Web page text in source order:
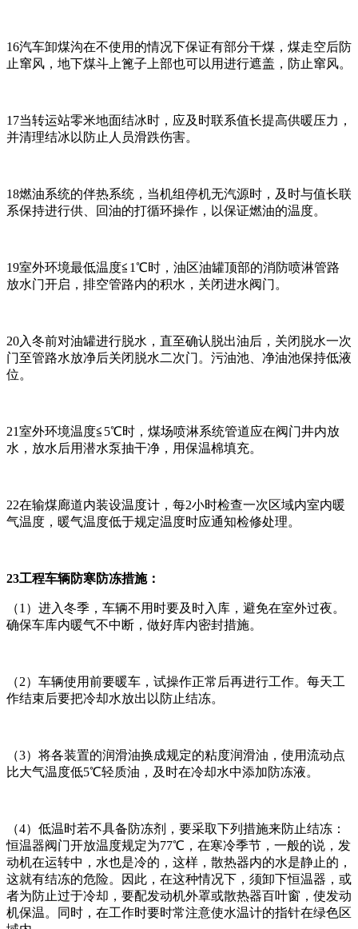
16汽车卸煤沟在不使用的情况下保证有部分干煤，煤走空后防
止窜风，地下煤斗上篦子上部也可以用进行遮盖，防止窜风。
17当转运站零米地面结冰时，应及时联系值长提高供暖压力，
并清理结冰以防止人员滑跌伤害。
18燃油系统的伴热系统，当机组停机无汽源时，及时与值长联
系保持进行供、回油的打循环操作，以保证燃油的温度。
19室外环境最低温度≦1℃时，油区油罐顶部的消防喷淋管路
放水门开启，排空管路内的积水，关闭进水阀门。
20入冬前对油罐进行脱水，直至确认脱出油后，关闭脱水一次
门至管路水放净后关闭脱水二次门。污油池、净油池保持低液
位。
21室外环境温度≦5℃时，煤场喷淋系统管道应在阀门井内放
水，放水后用潜水泵抽干净，用保温棉填充。
22在输煤廊道内装设温度计，每2小时检查一次区域内室内暖
气温度，暖气温度低于规定温度时应通知检修处理。
23工程车辆防寒防冻措施：
（1）进入冬季，车辆不用时要及时入库，避免在室外过夜。
确保车库内暖气不中断，做好库内密封措施。
（2）车辆使用前要暖车，试操作正常后再进行工作。每天工
作结束后要把冷却水放出以防止结冻。
（3）将各装置的润滑油换成规定的粘度润滑油，使用流动点
比大气温度低5℃轻质油，及时在冷却水中添加防冻液。
（4）低温时若不具备防冻剂，要采取下列措施来防止结冻：
恒温器阀门开放温度规定为77℃，在寒冷季节，一般的说，发
动机在运转中，水也是冷的，这样，散热器内的水是静止的，
这就有结冻的危险。因此，在这种情况下，须卸下恒温器，或
者为防止过于冷却，要配发动机外罩或散热器百叶窗，使发动
机保温。同时，在工作时要时常注意使水温计的指针在绿色区